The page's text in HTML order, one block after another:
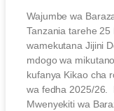
Wajumbe wa
Tanzania tarehe
wamekutana Jijini
mdogo wa
kufanya Kikao cha
wa fedha 2025/26.
Mwenyekiti wa